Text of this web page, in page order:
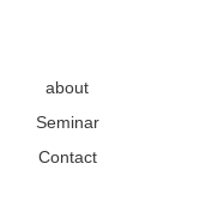
about
Seminar
Contact